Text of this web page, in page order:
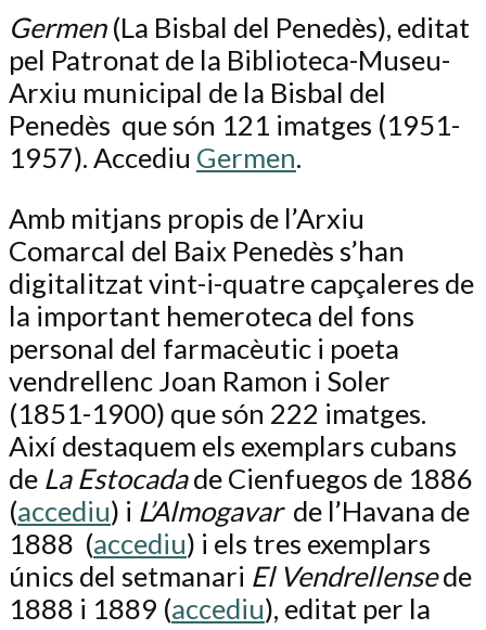
Germen(La Bisbal del Penedès), editat
pel Patronat de la Biblioteca-Museu-
Arxiu municipal de la Bisbal del
Penedès que són 121 imatges (1951-
1957). Accediu Germen.
Amb mitjans propis de l’Arxiu
Comarcal del Baix Penedès s’han
digitalitzat vint-i-quatre capçaleres de
la important hemeroteca del fons
personal del farmacèutic i poeta
vendrellenc Joan Ramon i Soler
(1851-1900) que són 222 imatges.
Així destaquem els exemplars cubans
de La Estocadade Cienfuegos de 1886
(accediu) i L’Almogavarde l’Havana de
1888 (accediu) i els tres exemplars
únics del setmanari El Vendrellensede
1888 i 1889 (accediu), editat per la